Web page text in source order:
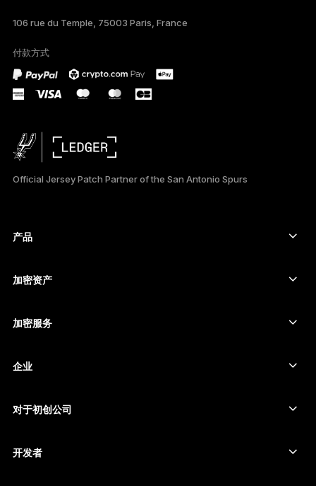
DEUTSCH
PORTUGUÊS
ESPAÑOL
日本語
106 rue du Temple, 75003 Paris, France
付款方式
Official Jersey Patch Partner of the San Antonio Spurs
产品
硬件钱包
Ledger Stax
Ledger Nano Classics
捆绑销售
所有产品
加密资产
以太坊钱包
卡尔达诺钱包
门罗币钱包
查看所有资产
加密服务
购买加密货币
互换加密货币
企业
对于初创公司
开发者